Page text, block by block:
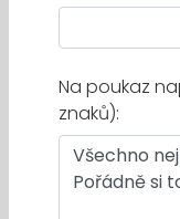
Na poukaz
znaků):